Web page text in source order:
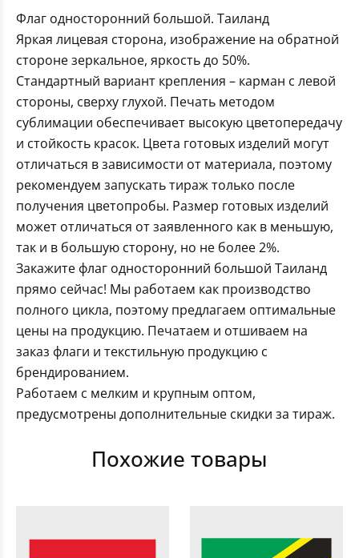
Флаг односторонний большой. Таиланд
Яркая лицевая сторона, изображение на обратной
стороне зеркальное, яркость до 50%.
Стандартный вариант крепления – карман с левой
стороны, сверху глухой. Печать методом
сублимации обеспечивает высокую цветопередачу
и стойкость красок. Цвета готовых изделий могут
отличаться в зависимости от материала, поэтому
рекомендуем запускать тираж только после
получения цветопробы. Размер готовых изделий
может отличаться от заявленного как в меньшую,
так и в большую сторону, но не более 2%.
Закажите флаг односторонний большой Таиланд
прямо сейчас! Мы работаем как производство
полного цикла, поэтому предлагаем оптимальные
цены на продукцию. Печатаем и отшиваем на
заказ флаги и текстильную продукцию с
брендированием.
Работаем с мелким и крупным оптом,
предусмотрены дополнительные скидки за тираж.
Похожие товары